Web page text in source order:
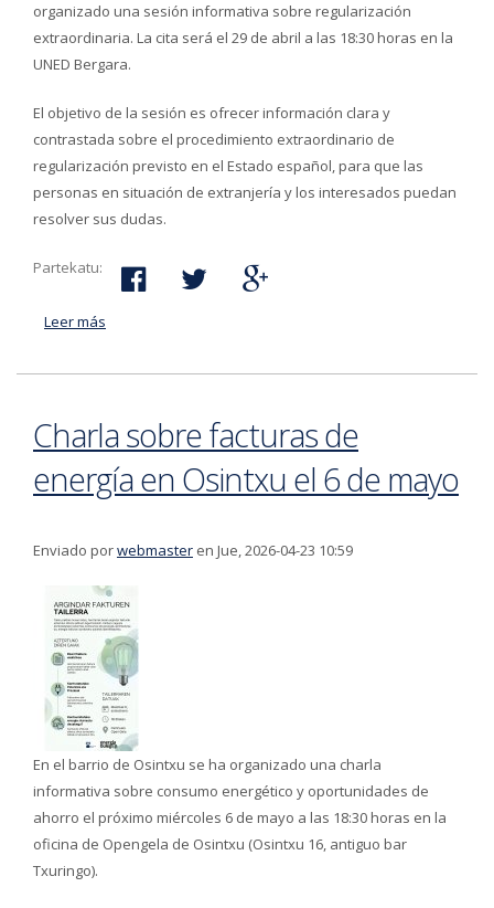
organizado una sesión informativa sobre regularización
extraordinaria. La cita será el 29 de abril a las 18:30 horas en la
UNED Bergara.
El objetivo de la sesión es ofrecer información clara y
contrastada sobre el procedimiento extraordinario de
regularización previsto en el Estado español, para que las
personas en situación de extranjería y los interesados puedan
resolver sus dudas.
Partekatu:
Leer más
Charla sobre facturas de
energía en Osintxu el 6 de mayo
Enviado porwebmaster en Jue, 2026-04-23 10:59
En el barrio de Osintxu se ha organizado una charla
informativa sobre consumo energético y oportunidades de
ahorro el próximo miércoles 6 de mayo a las 18:30 horas en la
oficina de Opengela de Osintxu (Osintxu 16, antiguo bar
Txuringo).